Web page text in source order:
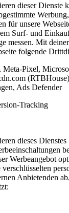
dieser Dienste
für unsere
Surf- und
messen. Mit
folgende
Meta-Pixel,
Ads Defender
Tracking
dieses
Werbeangebot
Anbietenden